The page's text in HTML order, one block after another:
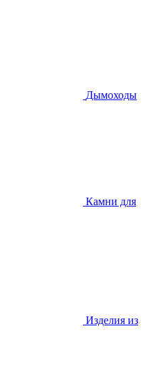
Дымоходы
Камни для
Изделия из